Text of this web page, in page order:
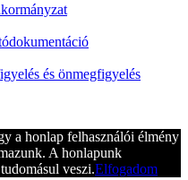
és önmegfigyelés
a honlap felhasználói élmény
A honlapunk
veszi.Elfogadom